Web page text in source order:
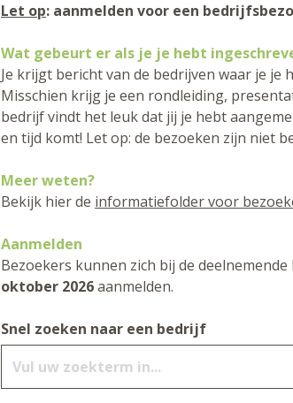
Let op: aanmelden voor een
Wat gebeurt er als je je hebt
Je krijgt bericht van de bedrijven waar je je
Misschien krijg je een rondleiding,
bedrijf vindt het leuk dat jij je hebt
en tijd komt! Let op: de bezoeken zijn niet
Meer weten?
Bekijk hier de informatiefolder voor
Aanmelden
Bezoekers kunnen zich bij de
oktober 2026aanmelden.
Snel zoeken naar een bedrijf